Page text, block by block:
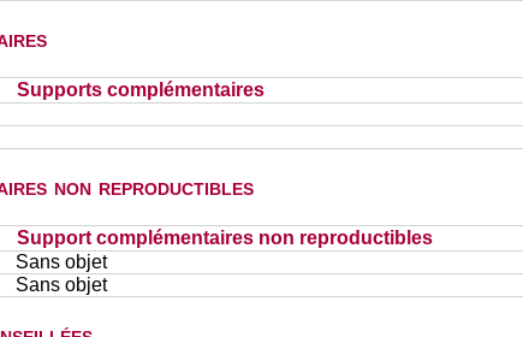
Supports complémentaires
non reproductibles
Support complémentaires non reproductibles
Sans objet
Sans objet